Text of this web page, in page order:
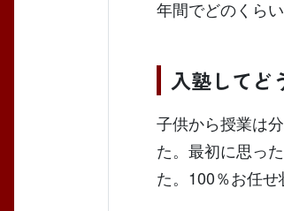
年間でどのくら
入塾してど
子供から授業は
た。最初に思っ
た。100％お任せ